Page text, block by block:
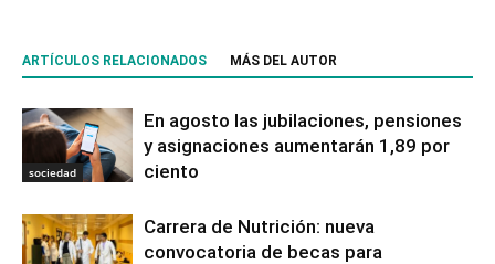
ARTÍCULOS RELACIONADOS MÁS DEL AUTOR
sociedad
En agosto las jubilaciones, pensiones
y asignaciones aumentarán 1,89 por
ciento
Carrera de Nutrición: nueva
convocatoria de becas para